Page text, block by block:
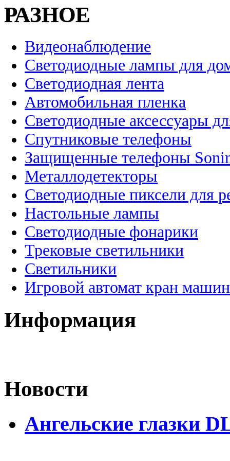
РАЗНОЕ
Видеонаблюдение
Светодиодные лампы для
Светодиодная лента
Автомобильная пленка
Светодиодные аксессуары
Спутниковые телефоны
Защищенные телефоны
Металлодетекторы
Светодиодные пиксели для
Настольные лампы
Светодиодные фонарики
Трековые светильники
Светильники
Игровой автомат кран
Информация
Новости
Ангельские глазки